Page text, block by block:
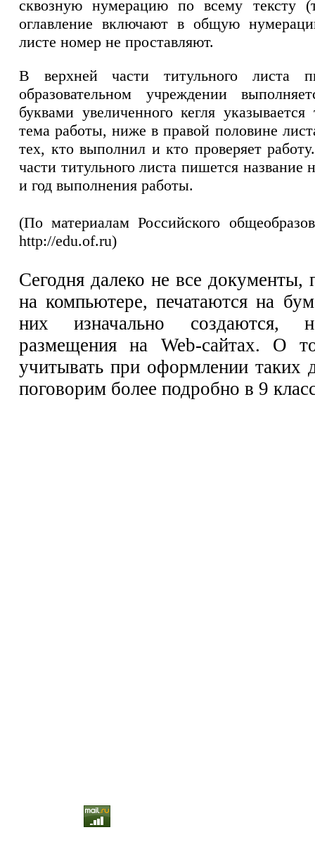
сквозную нумерацию по всему тексту
оглавление включают в общую
листе номер не проставляют.
В верхней части титульного листа
образовательном учреждении
буквами увеличенного кегля
тема работы, ниже в правой половине
тех, кто выполнил и кто проверяет
части титульного листа пишется название
и год выполнения работы.
(По материалам Российского
http://edu.of.ru)
Сегодня далеко не все документы,
на компьютере, печатаются на
них изначально создаются,
размещения на Web-сайтах. О
учитывать при оформлении таких
поговорим более подробно в 9